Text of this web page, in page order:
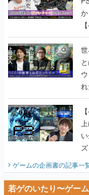
ゲームの企画書の記事一
若ゲのいたり〜ゲー